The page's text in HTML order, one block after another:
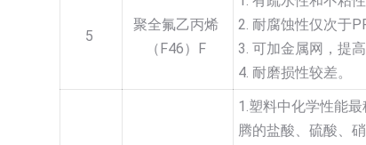
5
聚全氟乙丙烯
（F46）F
2. 耐腐蚀性仅次于
3. 可加金属网，提
4. 耐磨损性较差。
1.塑料中化学性能
腾的盐酸、硫酸、